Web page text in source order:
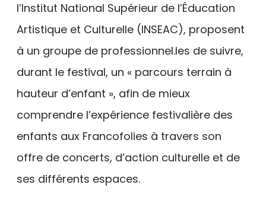
l’Institut National Supérieur de l’Éducation
Artistique et Culturelle (INSEAC), proposent
à un groupe de professionnel.les de suivre,
durant le festival, un « parcours terrain à
hauteur d’enfant », afin de mieux
comprendre l’expérience festivalière des
enfants aux Francofolies à travers son
offre de concerts, d’action culturelle et de
ses différents espaces.